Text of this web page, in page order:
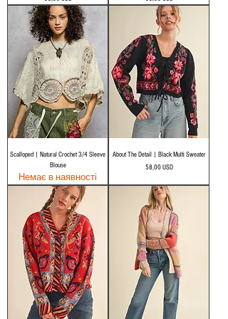
Scalloped | Natural Crochet 3/4 Sleeve
Blouse
Немає в наявності
About The Detail | Black Multi Sweater
Ціна
58,00 USD